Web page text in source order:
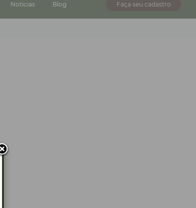
Faça seu cadastro
Notícias Blog